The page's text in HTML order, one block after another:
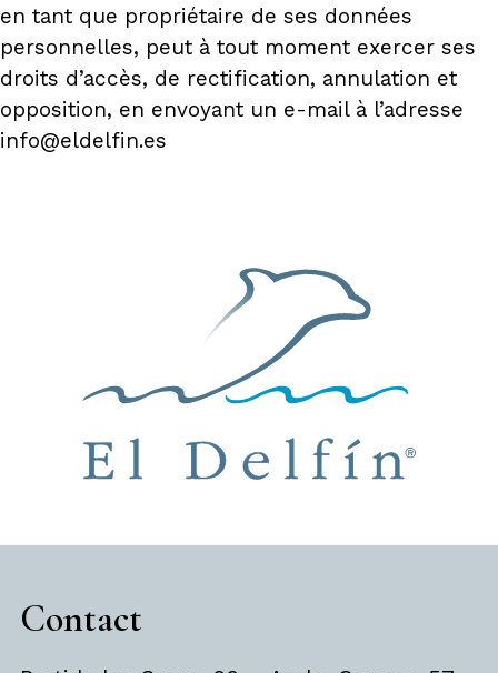
en tant que propriétaire de ses données
personnelles, peut à tout moment exercer ses
droits d’accès, de rectification, annulation et
opposition, en envoyant un e-mail à l’adresse
info@eldelfin.es
Contact